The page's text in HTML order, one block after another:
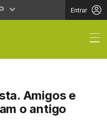
Entrar
Amigos e
o antigo